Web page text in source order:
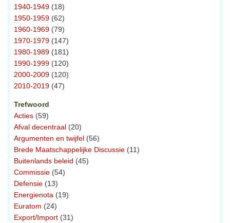
1940-1949 (18)
1950-1959 (62)
1960-1969 (79)
1970-1979 (147)
1980-1989 (181)
1990-1999 (120)
2000-2009 (120)
2010-2019 (47)
Trefwoord
Acties (59)
Afval decentraal (20)
Argumenten en twijfel (56)
Brede Maatschappelijke Discussie (11)
Buitenlands beleid (45)
Commissie (54)
Defensie (13)
Energienota (19)
Euratom (24)
Export/Import (31)